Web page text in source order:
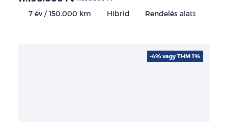
7 év / 150.000 km Hibrid Rendelés alatt
-4% vagy THM 1%